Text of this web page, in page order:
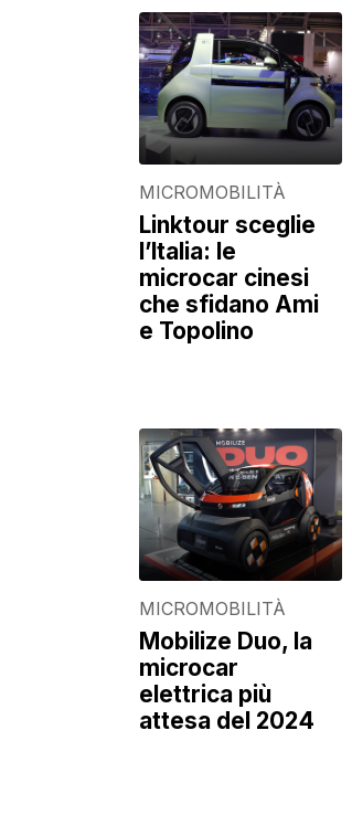
MICROMOBILITÀ
Linktour sceglie
l’Italia: le
microcar cinesi
che sfidano Ami
e Topolino
MICROMOBILITÀ
Mobilize Duo, la
microcar
elettrica più
attesa del 2024